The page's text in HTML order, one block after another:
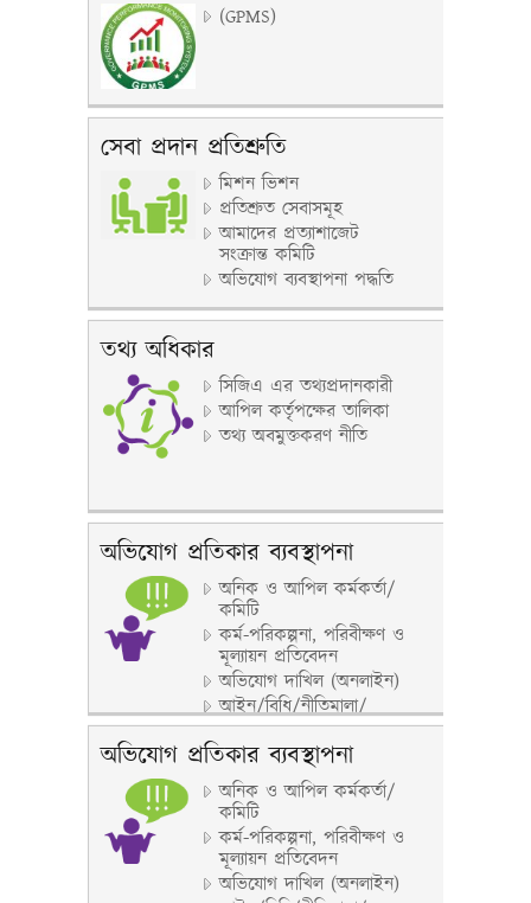
(GPMS)
সেবা প্রদান প্রতিশ্রুতি
মিশন ভিশন
প্রতিশ্রুত সেবাসমূহ
আমাদের প্রত্যাশাজেট
সংক্রান্ত কমিটি
অভিযোগ ব্যবস্থাপনা পদ্ধতি
তথ্য অধিকার
সিজিএ এর তথ্যপ্রদানকারী
আপিল কর্তৃপক্ষের তালিকা
তথ্য অবমুক্তকরণ নীতি
অভিযোগ প্রতিকার ব্যবস্থাপনা
অনিক ও আপিল কর্মকর্তা/
কমিটি
কর্ম-পরিকল্পনা, পরিবীক্ষণ ও
মূল্যায়ন প্রতিবেদন
অভিযোগ দাখিল (অনলাইন)
আইন/বিধি/নীতিমালা/
পরিপত্র/প্রজ্ঞাপন/নির্দেশিকা
অভিযোগ প্রতিকার ব্যবস্থাপনা
অনিক ও আপিল কর্মকর্তা/
কমিটি
কর্ম-পরিকল্পনা, পরিবীক্ষণ ও
মূল্যায়ন প্রতিবেদন
অভিযোগ দাখিল (অনলাইন)